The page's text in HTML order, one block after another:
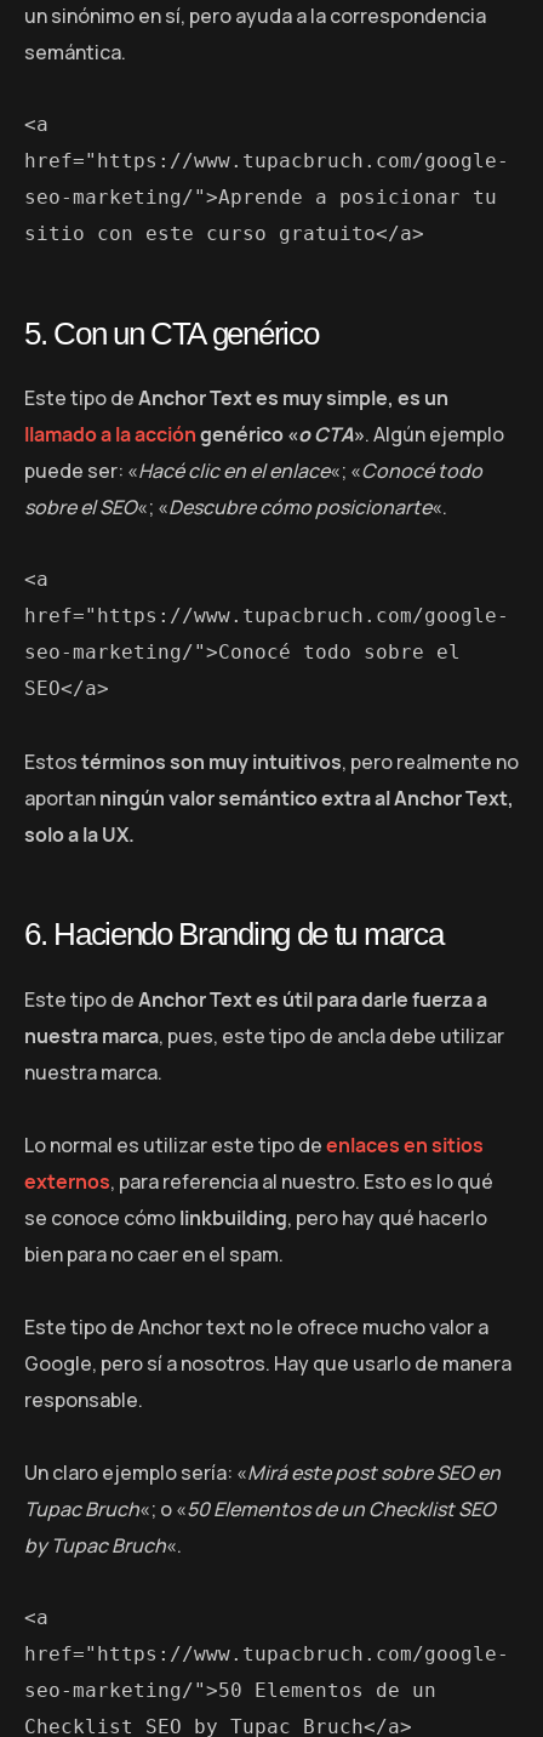
un sinónimo en sí, pero ayuda a la correspondencia
semántica.
<a
href="https://www.tupacbruch.com/google-
seo-marketing/">Aprende a posicionar tu
sitio con este curso gratuito</a>
5. Con un CTA genérico
Este tipo deAnchor Text es muy simple, es un
llamado a la accióngenérico «o CTA». Algún ejemplo
puede ser: «Hacé clic en el enlace«; «Conocé todo
sobre el SEO«; «Descubre cómo posicionarte«.
<a
href="https://www.tupacbruch.com/google-
seo-marketing/">Conocé todo sobre el
SEO</a>
Estostérminos son muy intuitivos, pero realmente no
aportanningún valor semántico extra al Anchor Text,
solo a la UX.
6. Haciendo Branding de tu marca
Este tipo deAnchor Text es útil para darle fuerza a
nuestra marca, pues, este tipo de ancla debe utilizar
nuestra marca.
Lo normal es utilizar este tipo deenlaces en sitios
externos, para referencia al nuestro. Esto es lo qué
se conoce cómolinkbuilding, pero hay qué hacerlo
bien para no caer en el spam.
Este tipo de Anchor text no le ofrece mucho valor a
Google, pero sí a nosotros. Hay que usarlo de manera
responsable.
Un claro ejemplo sería: «Mirá este post sobre SEO en
Tupac Bruch«; o «50 Elementos de un Checklist SEO
by Tupac Bruch«.
<a
href="https://www.tupacbruch.com/google-
seo-marketing/">50 Elementos de un
Checklist SEO by Tupac Bruch</a>